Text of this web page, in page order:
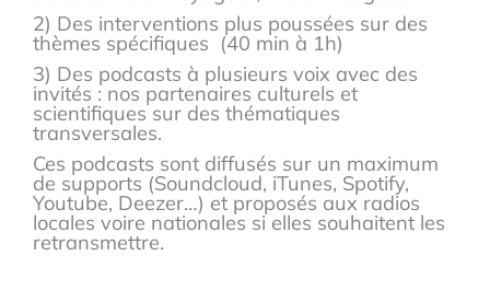
2) Des interventions plus poussées sur des
thèmes spécifiques (40 min à 1h)
3) Des podcasts à plusieurs voix avec des
invités : nos partenaires culturels et
scientifiques sur des thématiques
transversales.
Ces podcasts sont diffusés sur un maximum
de supports (Soundcloud, iTunes, Spotify,
Youtube, Deezer…) et proposés aux radios
locales voire nationales si elles souhaitent les
retransmettre.